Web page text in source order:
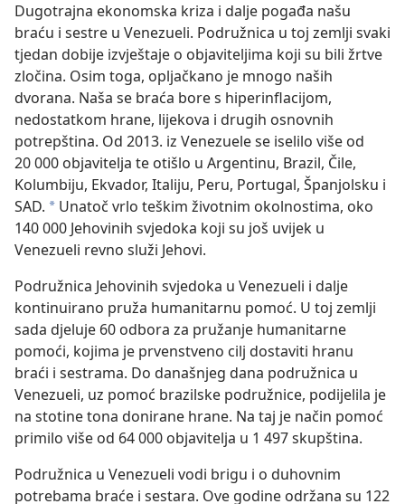
Dugotrajna ekonomska kriza i dalje pogađa našu
braću i sestre u Venezueli. Podružnica u toj zemlji svaki
tjedan dobije izvještaje o objaviteljima koji su bili žrtve
zločina. Osim toga, opljačkano je mnogo naših
dvorana. Naša se braća bore s hiperinflacijom,
nedostatkom hrane, lijekova i drugih osnovnih
potrepština. Od 2013. iz Venezuele se iselilo više od
20 000 objavitelja te otišlo u Argentinu, Brazil, Čile,
Kolumbiju, Ekvador, Italiju, Peru, Portugal, Španjolsku i
SAD. a Unatoč vrlo teškim životnim okolnostima, oko
140 000 Jehovinih svjedoka koji su još uvijek u
Venezueli revno služi Jehovi.
Podružnica Jehovinih svjedoka u Venezueli i dalje
kontinuirano pruža humanitarnu pomoć. U toj zemlji
sada djeluje 60 odbora za pružanje humanitarne
pomoći, kojima je prvenstveno cilj dostaviti hranu
braći i sestrama. Do današnjeg dana podružnica u
Venezueli, uz pomoć brazilske podružnice, podijelila je
na stotine tona donirane hrane. Na taj je način pomoć
primilo više od 64 000 objavitelja u 1 497 skupština.
Podružnica u Venezueli vodi brigu i o duhovnim
potrebama braće i sestara. Ove godine održana su 122